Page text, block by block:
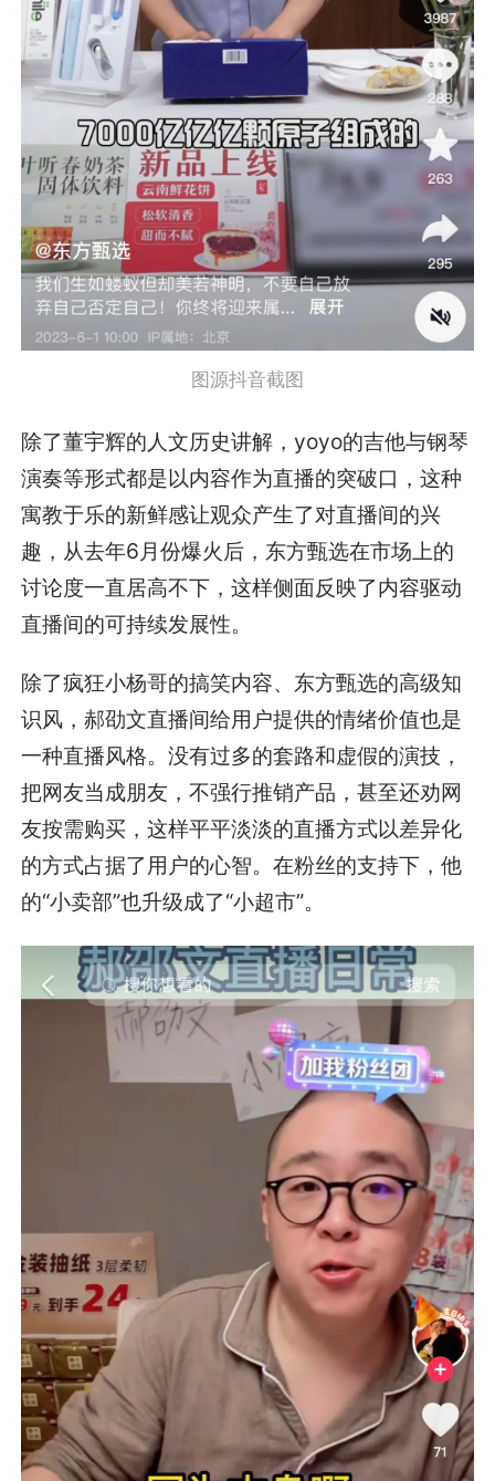
图源抖音截图
除了董宇辉的人文历史讲解，yoyo的吉他与钢琴
演奏等形式都是以内容作为直播的突破口，这种
寓教于乐的新鲜感让观众产生了对直播间的兴
趣，从去年6月份爆火后，东方甄选在市场上的
讨论度一直居高不下，这样侧面反映了内容驱动
直播间的可持续发展性。
除了疯狂小杨哥的搞笑内容、东方甄选的高级知
识风，郝劭文直播间给用户提供的情绪价值也是
一种直播风格。没有过多的套路和虚假的演技，
把网友当成朋友，不强行推销产品，甚至还劝网
友按需购买，这样平平淡淡的直播方式以差异化
的方式占据了用户的心智。在粉丝的支持下，他
的“小卖部”也升级成了“小超市”。